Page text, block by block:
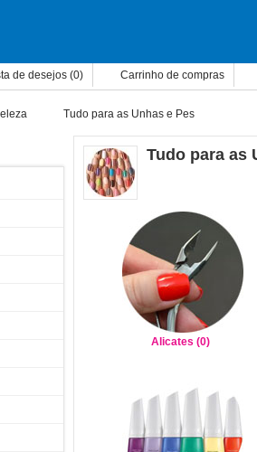
de desejos (0) Carrinho de compras
Tudo para as Unhas e Pes
Tudo para as
Alicates (0)